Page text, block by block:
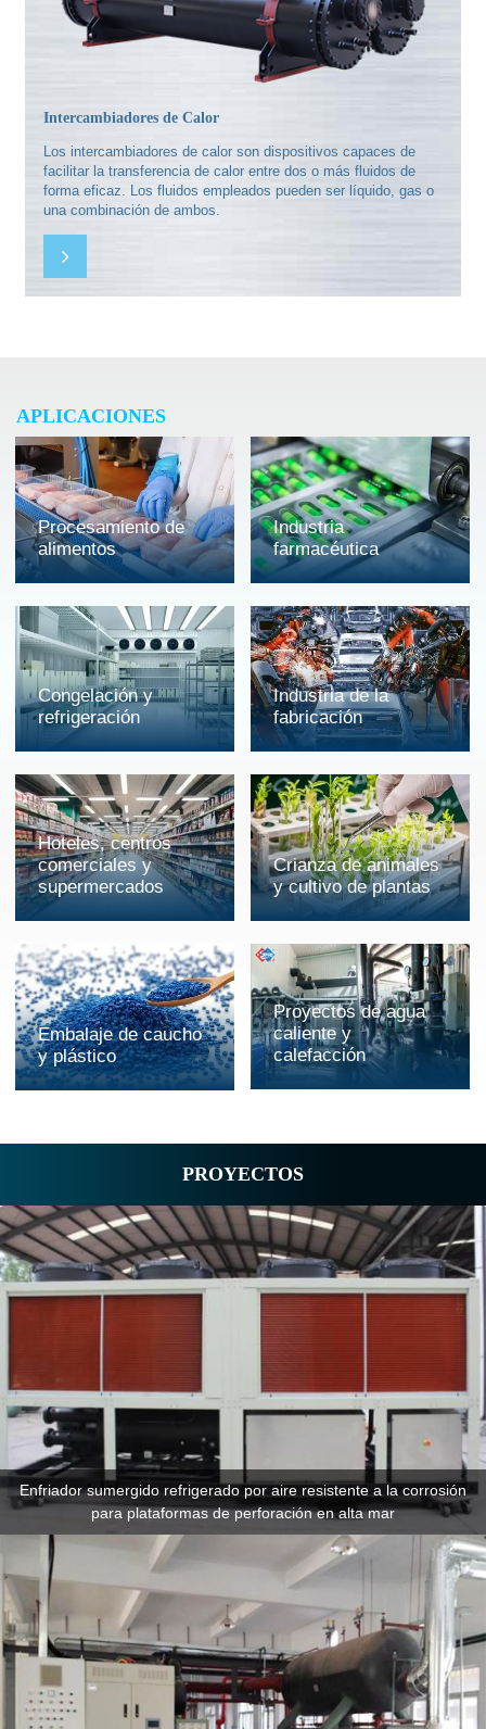
Intercambiadores de Calor
Los intercambiadores de calor son dispositivos capaces de
facilitar la transferencia de calor entre dos o más fluidos de
forma eficaz. Los fluidos empleados pueden ser líquido, gas o
una combinación de ambos.
APLICACIONES
Procesamiento de
alimentos
Industria
farmacéutica
Congelación y
refrigeración
Industria de la
fabricación
Hoteles, centros
comerciales y
supermercados
Crianza de animales
y cultivo de plantas
Embalaje de caucho
y plástico
Proyectos de agua
caliente y
calefacción
PROYECTOS
Enfriador sumergido refrigerado por aire resistente a la corrosión
para plataformas de perforación en alta mar